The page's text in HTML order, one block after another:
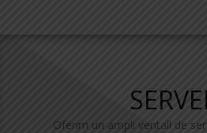
Oferim un ampli ventall de